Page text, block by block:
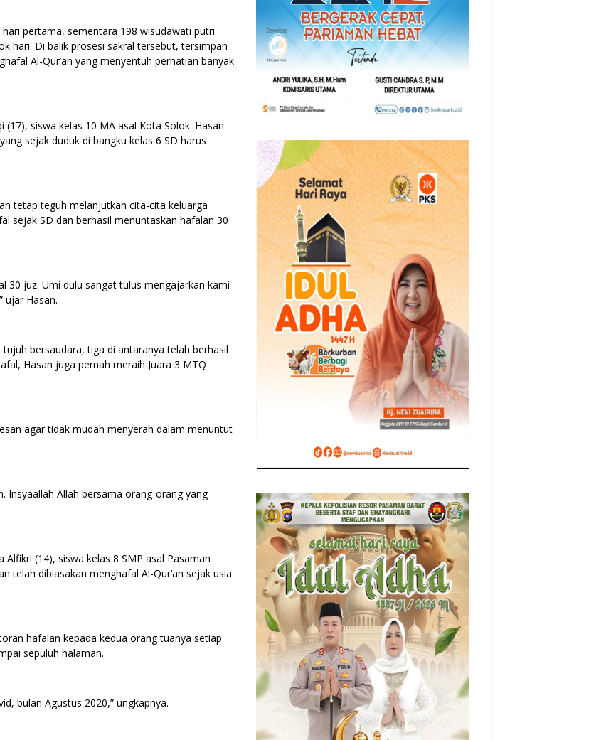
pertama, sementara 198 wisudawati putri
hari. Di balik prosesi sakral tersebut, tersimpan
Al-Qur’an yang menyentuh perhatian banyak
siswa kelas 10 MA asal Kota Solok. Hasan
sejak duduk di bangku kelas 6 SD harus
tetap teguh melanjutkan cita-cita keluarga
sejak SD dan berhasil menuntaskan hafalan 30
30 juz. Umi dulu sangat tulus mengajarkan kami
ujar Hasan.
bersaudara, tiga di antaranya telah berhasil
Hasan juga pernah meraih Juara 3 MTQ
agar tidak mudah menyerah dalam menuntut
Insyaallah Allah bersama orang-orang yang
(14), siswa kelas 8 SMP asal Pasaman
telah dibiasakan menghafal Al-Qur’an sejak usia
hafalan kepada kedua orang tuanya setiap
sepuluh halaman.
bulan Agustus 2020,” ungkapnya.